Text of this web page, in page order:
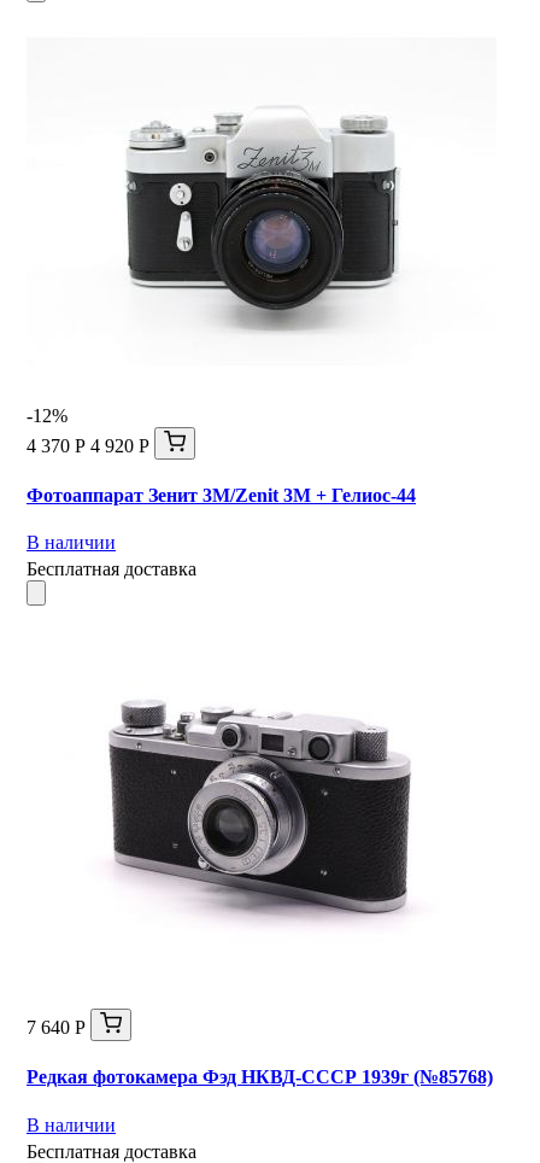
-12%
4 370 Р 4 920 Р
Фотоаппарат Зенит 3М/Zenit 3M + Гелиос-44
В наличии
Бесплатная доставка
7 640 Р
Редкая фотокамера Фэд НКВД-СССР 1939г (№85768)
В наличии
Бесплатная доставка